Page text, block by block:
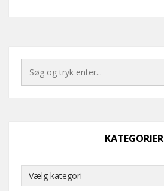
KATEGORIER
Kategorier